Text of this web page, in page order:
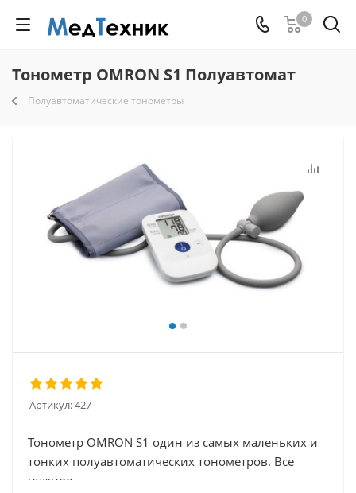
0
Тонометр OMRON S1 Полуавтомат
Полуавтоматические тонометры
Артикул:427
Тонометр OMRON S1 один из самых маленьких и
тонких полуавтоматических тонометров. Все
нужное...